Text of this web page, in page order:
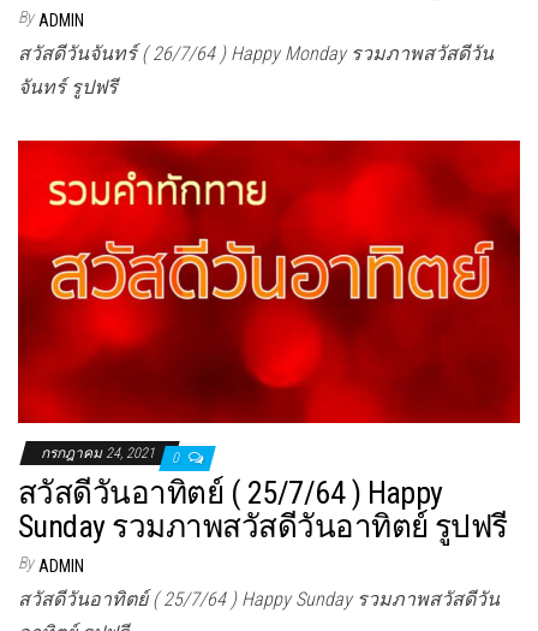
By ADMIN
สวัสดีวันจันทร์ ( 26/7/64 ) Happy Monday รวมภาพสวัสดีวัน
จันทร์ รูปฟรี
กรกฎาคม 24, 2021 0
สวัสดีวันอาทิตย์ ( 25/7/64 ) Happy
Sunday รวมภาพสวัสดีวันอาทิตย์ รูปฟรี
By ADMIN
สวัสดีวันอาทิตย์ ( 25/7/64 ) Happy Sunday รวมภาพสวัสดีวัน